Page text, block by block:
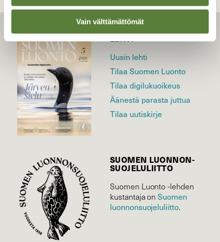
Vain välttämättömät
LEHTI
Uusin lehti
Tilaa Suomen Luonto
Tilaa digilukuoikeus
Äänestä parasta juttua
Tilaa uutiskirje
SUOMEN LUONNON­
SUOJELU­LIITTO
Suomen Luonto -lehden
kustantaja onSuomen
luonnonsuojelu­liitto.